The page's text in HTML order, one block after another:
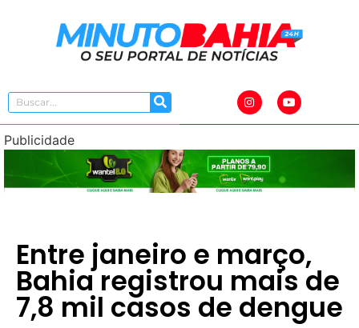
Publicidade
Entre janeiro e março,
Bahia registrou mais de
7,8 mil casos de dengue